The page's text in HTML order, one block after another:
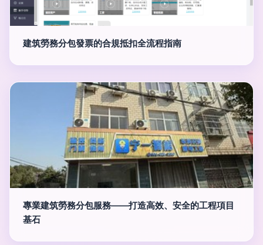
建筑勞務分包發票的合規抵扣全流程指南
專業建筑勞務分包服務——打造高效、安全的工程項目
基石